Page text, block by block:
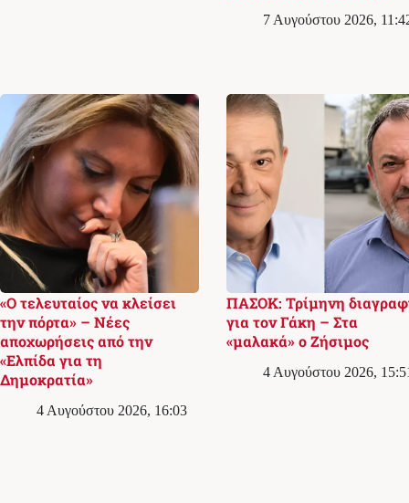
7 Αυγούστου 2026,
«Ο τελευταίος να κλείσει
την πόρτα» – Νέες
αποχωρήσεις από την
«Ελπίδα για τη
Δημοκρατία»
4 Αυγούστου 2026, 16:03
ΠΑΣΟΚ: Τρίμηνη
για τον Γάκη – Στα
«μαλακά» ο Ζήσιμος
4 Αυγούστου 2026,